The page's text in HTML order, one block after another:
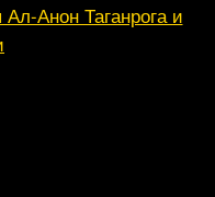
Анон Таганрога и